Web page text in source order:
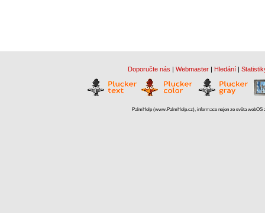
Doporučte nás | Webmaster | Hledání |
PalmHelp (www.PalmHelp.cz), informace nejen ze světa